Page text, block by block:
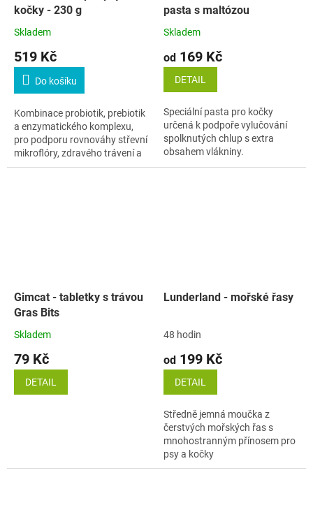
kočky - 230 g
Skladem
519 Kč
Do košíku
Kombinace probiotik, prebiotik
a enzymatického komplexu,
pro podporu rovnováhy střevní
mikroflóry, zdravého trávení a
silného imunitního systému u
pasta s maltózou
Skladem
od 169 Kč
DETAIL
Speciální pasta pro kočky
určená k podpoře vylučování
spolknutých chlup s extra
obsahem vlákniny.
Gimcat - tabletky s trávou
Gras Bits
Skladem
79 Kč
DETAIL
Lunderland - mořské řasy
48 hodin
od 199 Kč
DETAIL
Středně jemná moučka z
čerstvých mořských řas s
mnohostranným přínosem pro
psy a kočky